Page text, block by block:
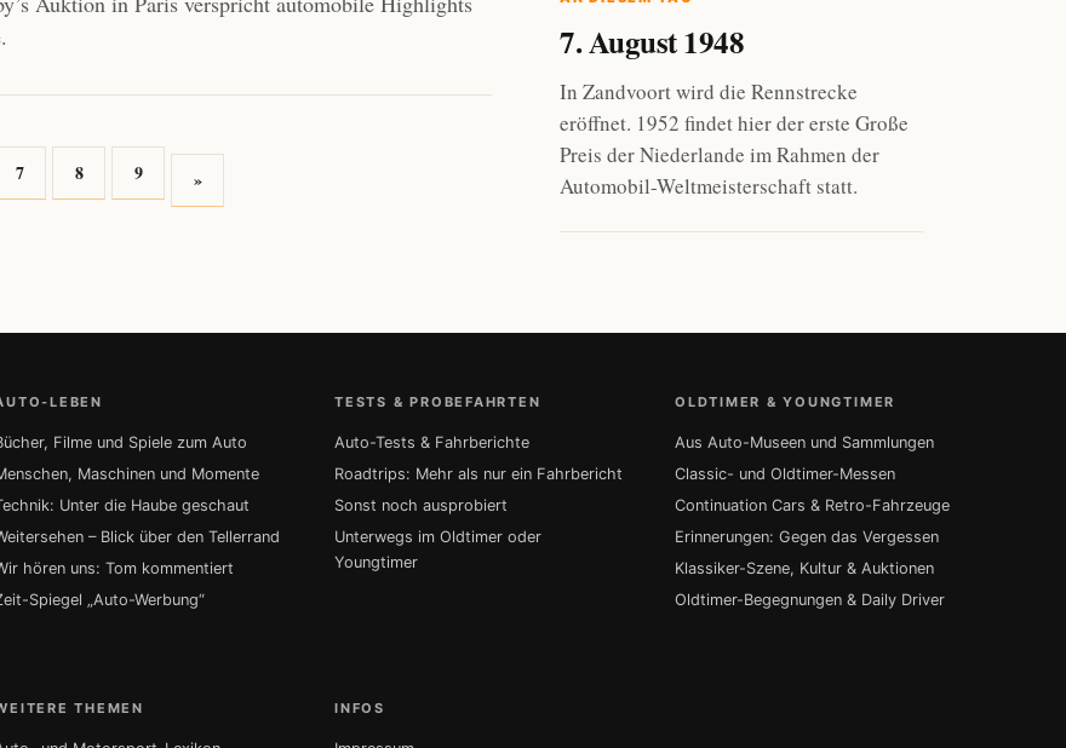
7 8 9 »
7. August 1948
In Zandvoort wird die Rennstrecke
eröffnet. 1952 findet hier der erste Große
Preis der Niederlande im Rahmen der
Automobil-Weltmeisterschaft statt.
LEBEN
Filme und Spiele zum Auto
Maschinen und Momente
Unter die Haube geschaut
– Blick über den Tellerrand
hören uns: Tom kommentiert
Spiegel „Auto-Werbung“
TESTS & PROBEFAHRTEN
Auto-Tests & Fahrberichte
Roadtrips: Mehr als nur ein Fahrbericht
Sonst noch ausprobiert
Unterwegs im Oldtimer oder
Youngtimer
OLDTIMER & YOUNGTIMER
Aus Auto-Museen und Sammlungen
Classic- und Oldtimer-Messen
Continuation Cars & Retro-Fahrzeuge
Erinnerungen: Gegen das Vergessen
Klassiker-Szene, Kultur & Auktionen
Oldtimer-Begegnungen & Daily Driver
THEMEN INFOS